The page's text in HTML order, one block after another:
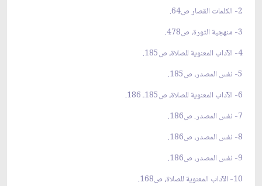
2- الكلمات القصار ص64.
3- منهجية الثورة، ص478.
4- الآداب المعنوية للصلاة، ص185.
5- نفس المصدر، ص185.
6- الآداب المعنوية للصلاة، ص185ـ 186.
7- نفس المصدر. ص186.
8- نفس المصدر، ص186.
9- نفس المصدر، ص186.
10- الآداب المعنوية للصلاة، ص168.